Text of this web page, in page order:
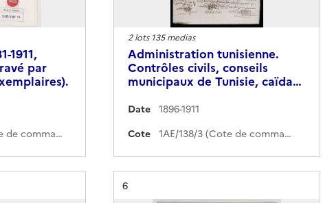
1911,
par
1AE/138/96 (Cote de commande)
2 lots 135 medias
Administration tunisienne.
Contrôles civils, conseils
municipaux de Tunisie, caïda…
Date
1896-1911
Cote
1AE/138/3 (Cote de commande)
Résultat n°
6